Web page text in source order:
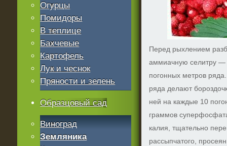
Перед рыхлением
аммиачную селитру
погонных метров
ряда делают
ней на каждые 10
граммов
калия, тщательно
рассыпчатого,
Огурцы
Помидоры
В теплице
Бахчевые
Картофель
Лук и чеснок
Пряности и зелень
Образцовый сад
Виноград
Земляника